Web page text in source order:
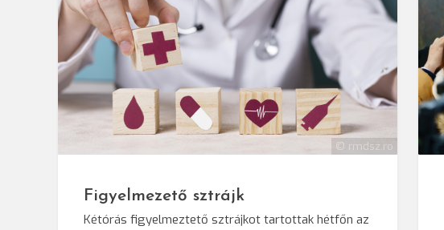
© rmdsz.ro
Figyelmezető sztrájk
Kétórás figyelmeztető sztrájkot tartottak hétfőn az